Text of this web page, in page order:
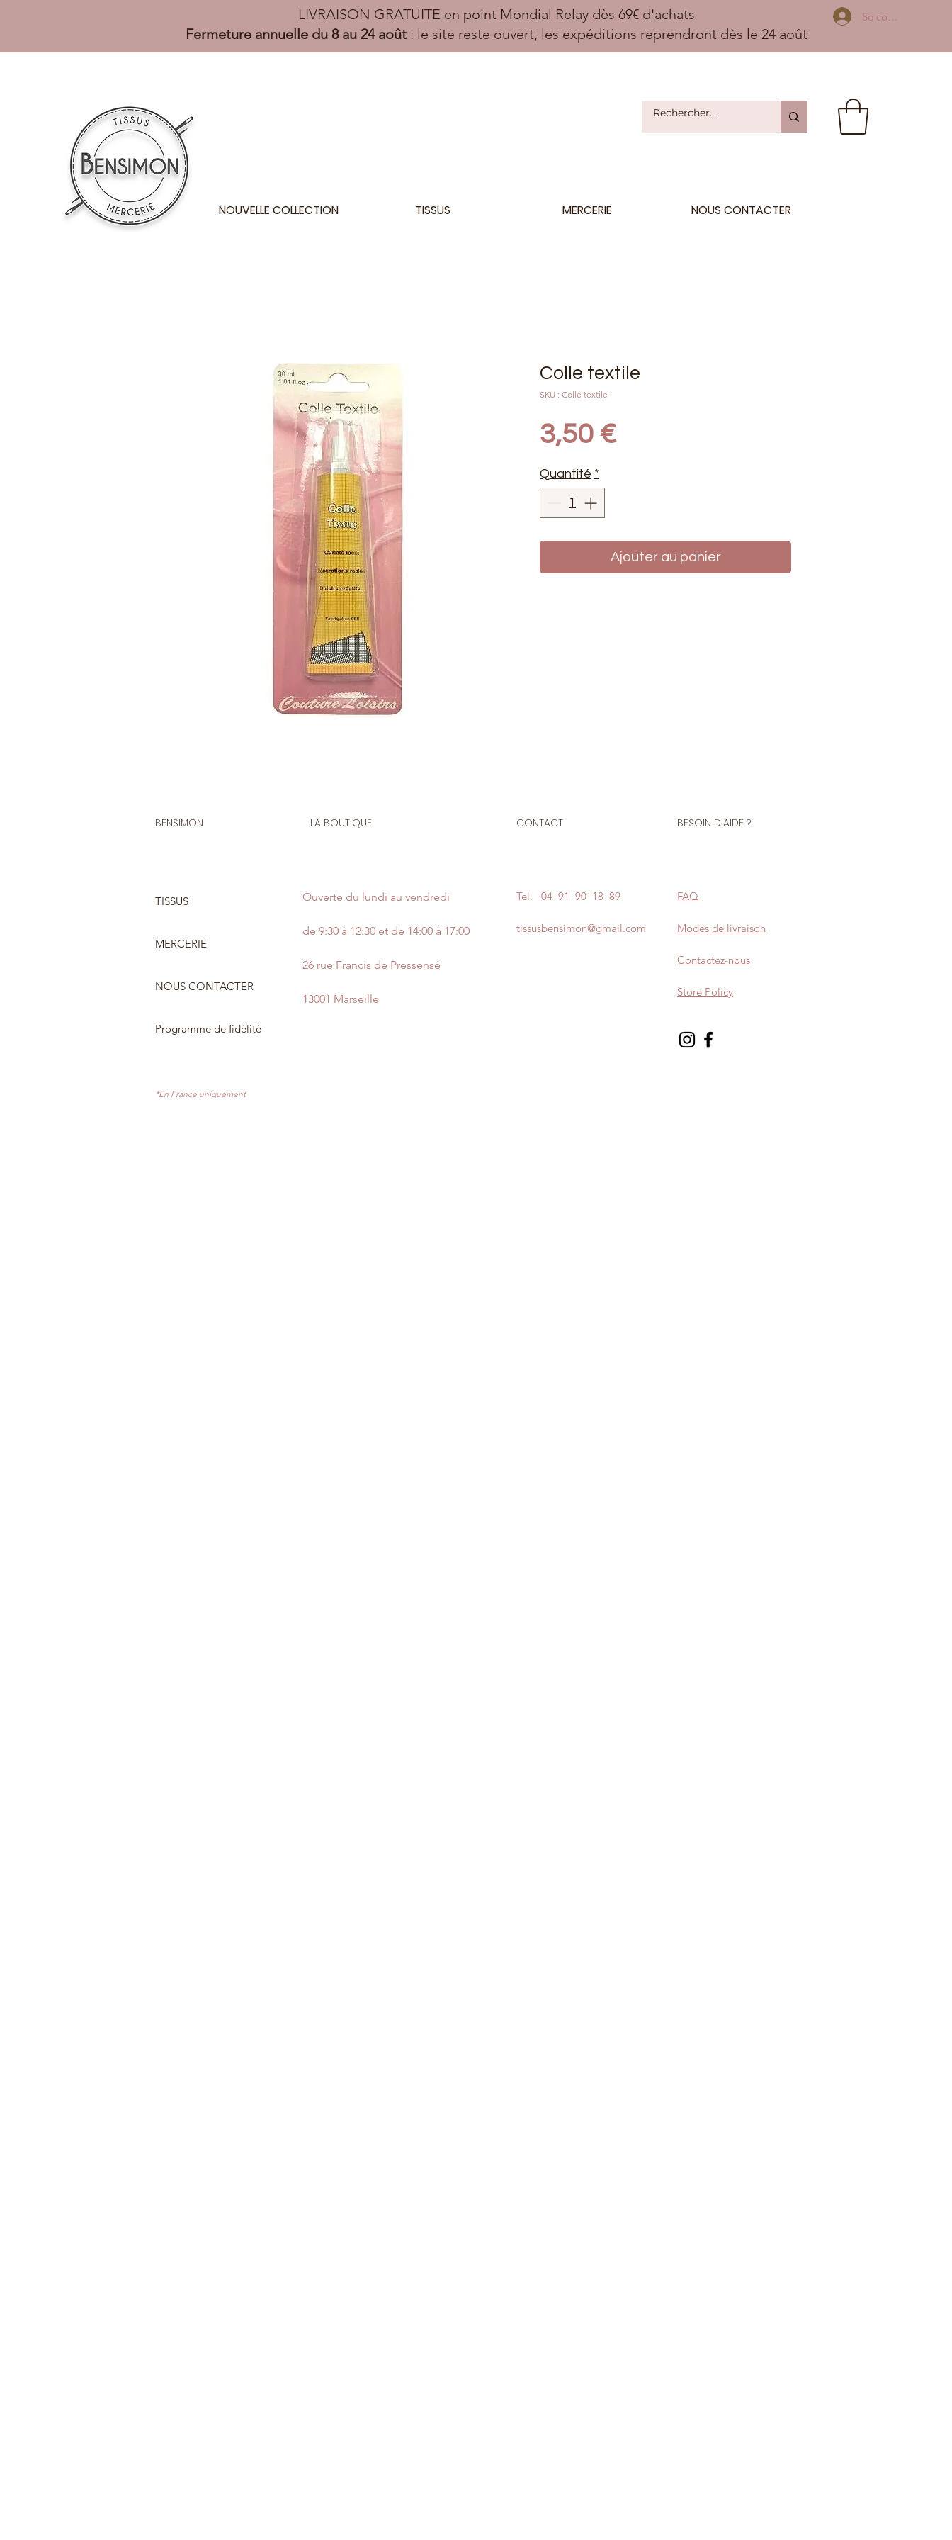
LIVRAISON GRATUITE en point Mondial Relay dès 69€ d'achats
Fermeture annuelle du 8 au 24 août: le site reste ouvert, les expéditions reprendront dès le 24 août
Se connecter
NOUVELLE COLLECTION TISSUS MERCERIE NOUS CONTACTER
Colle textile
SKU : Colle textile
3,50 €Prix
Quantité *
Ajouter au panier
BENSIMON
TISSUS
MERCERIE
NOUS CONTACTER
Programme de fidélité
LA BOUTIQUE
Ouverte du lundi au vendredi
de 9:30 à 12:30 et de 14:00 à 17:00
26 rue Francis de Pressensé
13001 Marseille
CONTACT BESOIN D'AIDE ?
Tel. 04 91 90 18 89
tissusbensimon@gmail.com
FAQ
Modes de livraison
Contactez-nous
Store Policy
*En France uniquement